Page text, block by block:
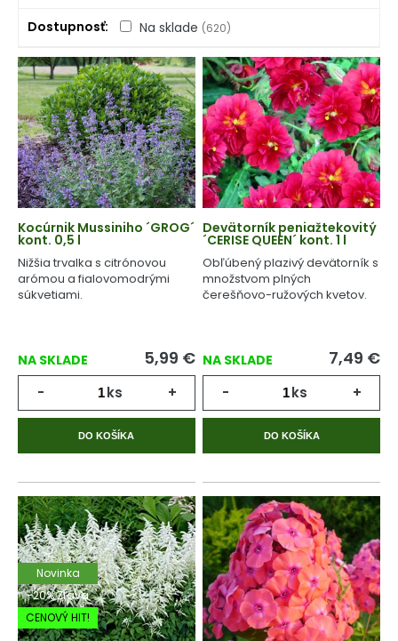
Dostupnosť Na sklade (620)
Kocúrnik Mussiniho ´GROG´
kont. 0,5 l
Nižšia trvalka s citrónovou
arómou a fialovomodrými
súkvetiami.
NA SKLADE 5,99 €
- ks +
DO KOŠÍKA
Devätorník peniažtekovitý
´CERISE QUEEN´ kont. 1 l
Obľúbený plazivý devätorník s
množstvom plných
čerešňovo-ružových kvetov.
NA SKLADE 7,49 €
- ks +
DO KOŠÍKA
Novinka
-20% Zľava
CENOVÝ HIT!